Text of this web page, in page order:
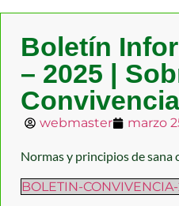
Boletín
– 2025 |
webmaster marzo
Normas y principios de sana
BOLETIN-